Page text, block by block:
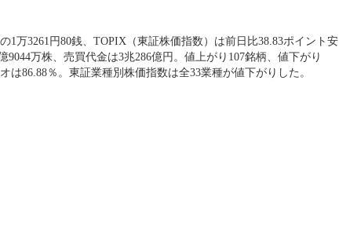
1万3261円80銭、TOPIX（東証株価指数）は前日比38.83ポイント安
万株、売買代金は3兆286億円。値上がり107銘柄、値下がり
は86.88％。東証業種別株価指数は全33業種が値下がりした。